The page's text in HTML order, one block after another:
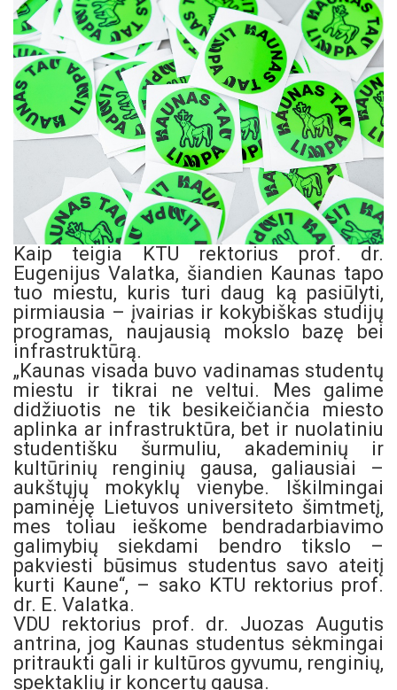
Kaip teigia KTU rektorius prof. dr.
Eugenijus Valatka, šiandien Kaunas tapo
tuo miestu, kuris turi daug ką pasiūlyti,
pirmiausia – įvairias ir kokybiškas studijų
programas, naujausią mokslo bazę bei
infrastruktūrą.
„Kaunas visada buvo vadinamas studentų
miestu ir tikrai ne veltui. Mes galime
didžiuotis ne tik besikeičiančia miesto
aplinka ar infrastruktūra, bet ir nuolatiniu
studentišku šurmuliu, akademinių ir
kultūrinių renginių gausa, galiausiai –
aukštųjų mokyklų vienybe. Iškilmingai
paminėję Lietuvos universiteto šimtmetį,
mes toliau ieškome bendradarbiavimo
galimybių siekdami bendro tikslo –
pakviesti būsimus studentus savo ateitį
kurti Kaune“, – sako KTU rektorius prof.
dr. E. Valatka.
VDU rektorius prof. dr. Juozas Augutis
antrina, jog Kaunas studentus sėkmingai
pritraukti gali ir kultūros gyvumu, renginių,
spektaklių ir koncertų gausa.